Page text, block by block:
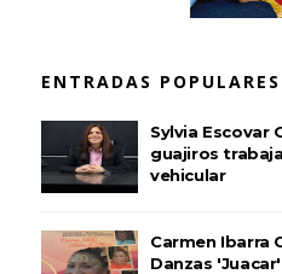
ENTRADAS POPULARES
Sylvia Escovar
guajiros
vehicular
Carmen Ibarra
Danzas